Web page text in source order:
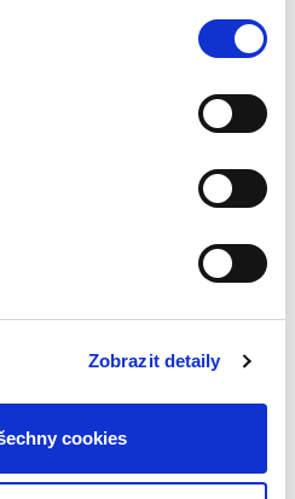
Zobrazit detaily
cookies
právní úpravu
Filip Rigel